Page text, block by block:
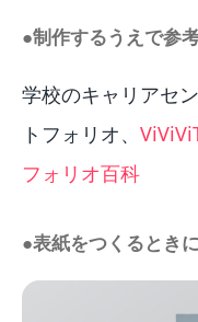
●制作するうえで参
学校のキャリアセ
トフォリオ、
フォリオ百科
●表紙をつくるとき